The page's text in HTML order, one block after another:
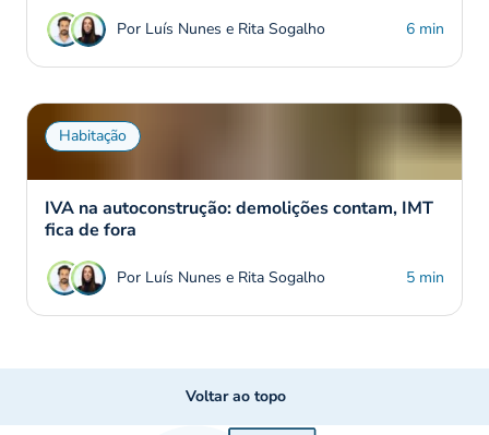
Por Luís Nunes e Rita Sogalho 6 min
Habitação
IVA na autoconstrução: demolições contam, IMT
fica de fora
Por Luís Nunes e Rita Sogalho 5 min
Voltar ao topo